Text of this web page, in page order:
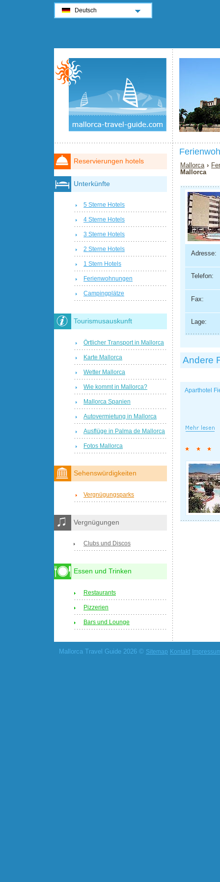
Mallorca ›
Mallorca
Adresse:
Telefon:
Fax:
Lage:
Andere
Aparthotel
Reservierungen hotels
Unterkünfte
5 Sterne Hotels
4 Sterne Hotels
3 Sterne Hotels
2 Sterne Hotels
1 Stern Hotels
Ferienwohnungen
Campingplätze
Tourismusauskunft
Örtlicher Transport in Mallorca
Karte Mallorca
Wetter Mallorca
Wie kommt in Mallorca?
Mallorca Spanien
Autovermietung in Mallorca
Ausflüge in Palma de Mallorca
Fotos Mallorca
Sehenswürdigkeiten
Vergnügungsparks
Vergnügungen
Clubs und Discos
Essen und Trinken
Restaurants
Pizzerien
Bars und Lounge
Mallorca Travel Guide 2026 © Sitemap Kontakt
Deutsch